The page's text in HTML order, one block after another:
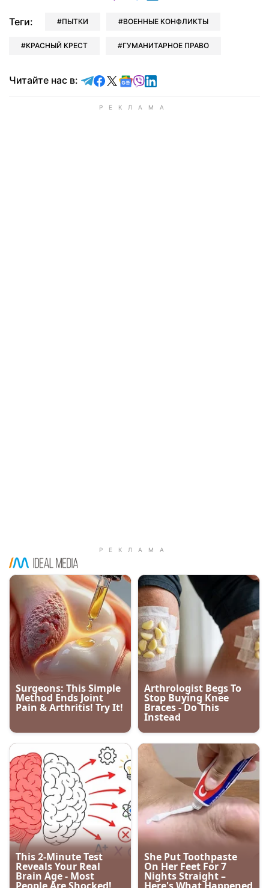
Теги: ПЫТКИ ВОЕННЫЕ КОНФЛИКТЫ
КРАСНЫЙ КРЕСТ ГУМАНИТАРНОЕ ПРАВО
Читайте нас в: Читайте в Telegram
Читайте в Facebook
Читайте в X
Читайте в Google news
Читайте в Viber
Читайте в LinkedIn